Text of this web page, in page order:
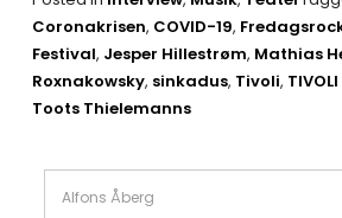
Coronakrisen, COVID-19,
Festival, Jesper Hillestrøm, Mathias
Roxnakowsky, sinkadus, Tivoli,
Toots Thielemanns